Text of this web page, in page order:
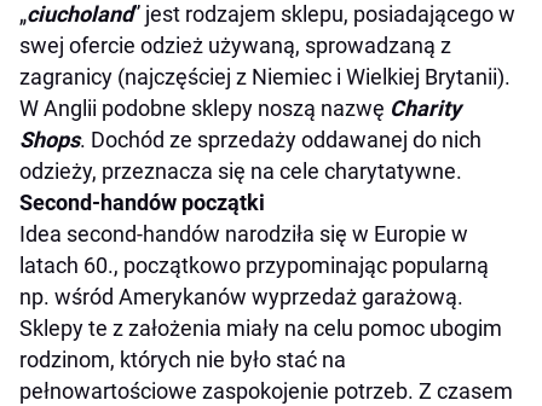
„ciucholand” jest rodzajem sklepu, posiadającego w
swej ofercie odzież używaną, sprowadzaną z
zagranicy (najczęściej z Niemiec i Wielkiej Brytanii).
W Anglii podobne sklepy noszą nazwę Charity
Shops. Dochód ze sprzedaży oddawanej do nich
odzieży, przeznacza się na cele charytatywne.
Second-handów początki
Idea second-handów narodziła się w Europie w
latach 60., początkowo przypominając popularną
np. wśród Amerykanów wyprzedaż garażową.
Sklepy te z założenia miały na celu pomoc ubogim
rodzinom, których nie było stać na
pełnowartościowe zaspokojenie potrzeb. Z czasem